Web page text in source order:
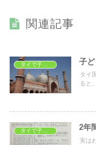
関連記事
タイで子育て 子
タイ
ると
2年
実は